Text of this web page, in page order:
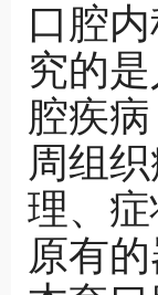
口腔
究的
腔疾
周组
理、
原有